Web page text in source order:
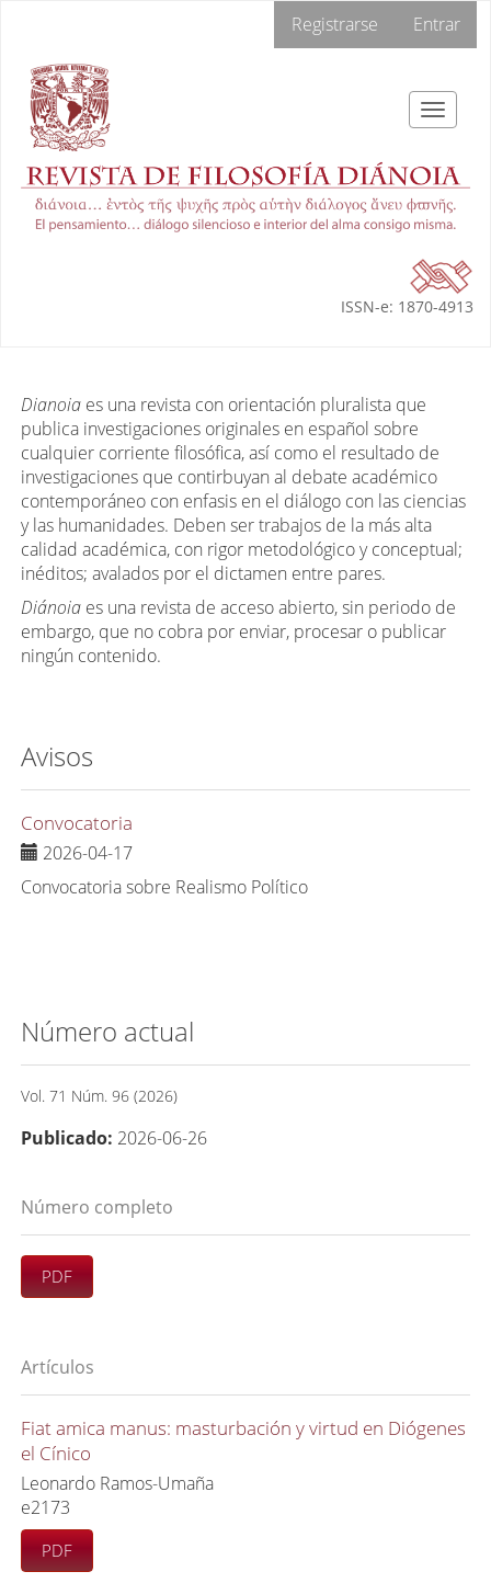
Contenido
principal
Barra
lateral
Registrarse Entrar
Toggle
ISSN-e: 1870-4913
Dianoia es una revista con orientación pluralista que
publica investigaciones originales en español sobre
cualquier corriente filosófica, así como el resultado de
investigaciones que contirbuyan al debate académico
contemporáneo con enfasis en el diálogo con las ciencias
y las humanidades. Deben ser trabajos de la más alta
calidad académica, con rigor metodológico y conceptual;
inéditos; avalados por el dictamen entre pares.
Diánoia es una revista de acceso abierto, sin periodo de
embargo, que no cobra por enviar, procesar o publicar
ningún contenido.
Avisos
Convocatoria
2026-04-17
Convocatoria sobre Realismo Político
Número actual
Vol. 71 Núm. 96 (2026)
Publicado: 2026-06-26
Número completo
PDF
Artículos
Fiat amica manus: masturbación y virtud en Diógenes
el Cínico
Leonardo Ramos-Umaña
e2173
PDF